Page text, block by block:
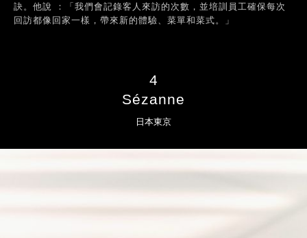
訣。他說 ：「我們會記錄客人來訪的次數，並培訓員工確保每次
回訪都像回家一樣，帶來新的體驗、菜單和菜式。」
4
Sézanne
日本東京